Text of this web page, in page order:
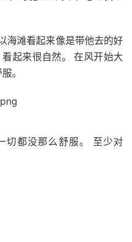
海滩看起来像是带他去的好
起来很自然。 在风开始大
。
切都没那么舒服。 至少对